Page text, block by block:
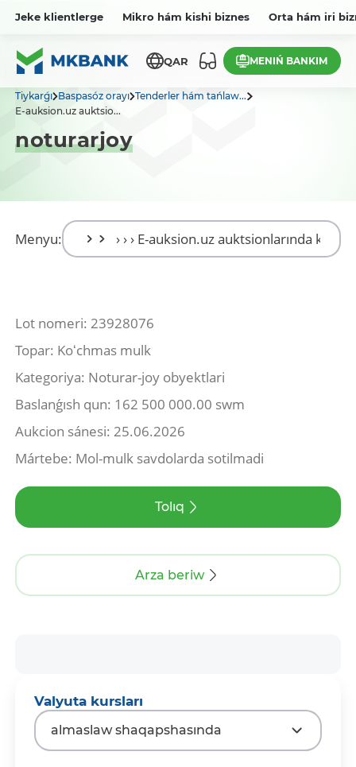
Jeke klientlerge Mikro hám kishi biznes Orta hám iri
QAR MENIŃ BANKIM
Tiykarǵı Baspasóz orayı Tenderler hám tańlaw...
E-auksion.uz auktsio...
noturarjoy
Menyu:
Lot nomeri: 23928076
Topar: Koʻchmas mulk
Kategoriya: Noturar-joy obyektlari
Baslanǵısh qun: 162 500 000.00 swm
Aukcion sánesi: 25.06.2026
Mártebe: Mol-mulk savdolarda sotilmadi
Tolıq
Arza beriw
Valyuta kursları
almaslaw shaqapshasında